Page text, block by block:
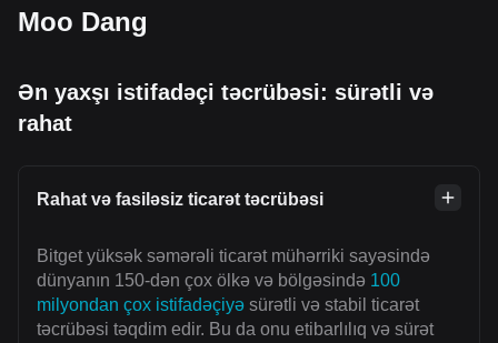
Moo Dang
Ən yaxşı istifadəçi təcrübəsi: sürətli və
rahat
Rahat və fasiləsiz ticarət təcrübəsi
Bitget yüksək səmərəli ticarət mühərriki sayəsində
dünyanın 150-dən çox ölkə və bölgəsində 100
milyondan çox istifadəçiyə sürətli və stabil ticarət
təcrübəsi təqdim edir. Bu da onu etibarlılıq və sürət